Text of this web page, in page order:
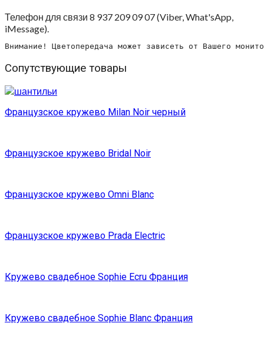
Телефон для связи 8 937 209 09 07 (Viber, What'sApp,
iMessage).
Внимание! Цветопередача может зависеть от Вашего
Сопутствующие товары
Французское кружево Milan Noir черный
Французское кружево Bridal Noir
Французское кружево Omni Blanc
Французское кружево Prada Electric
Кружево свадебное Sophie Ecru Франция
Кружево свадебное Sophie Blanc Франция